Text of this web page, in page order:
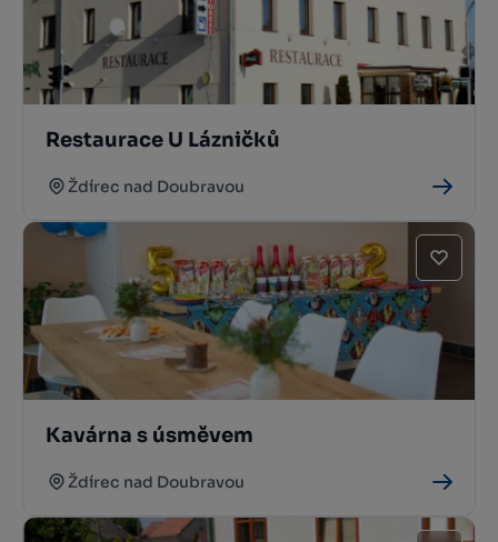
Restaurace U Lázničků
Ždírec nad Doubravou
Kavárna s úsměvem
Ždírec nad Doubravou